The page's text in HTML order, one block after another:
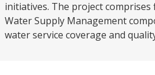
initiatives. The project comprises
Water Supply Management
water service coverage and